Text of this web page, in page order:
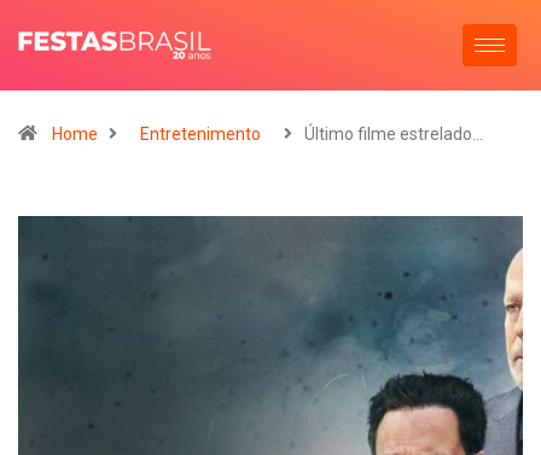
Home Entretenimento Último filme estrelado…